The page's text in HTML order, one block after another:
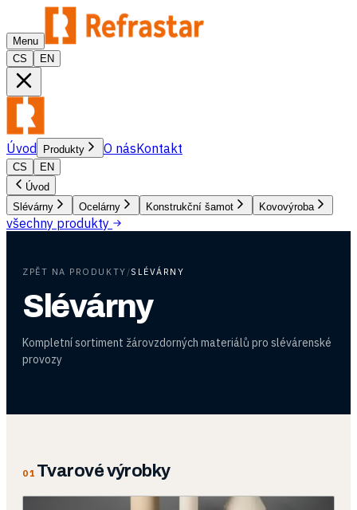
Menu
CS
EN
Úvod Produkty O násKontakt
CS
EN
Úvod
Slévárny
Ocelárny Konstrukční šamot Kovovýroba
všechny produkty
ZPĚT NA PRODUKTY /SLÉVÁRNY
Slévárny
Kompletní sortiment žárovzdorných materiálů pro slévárenské
provozy
01 Tvarové výrobky